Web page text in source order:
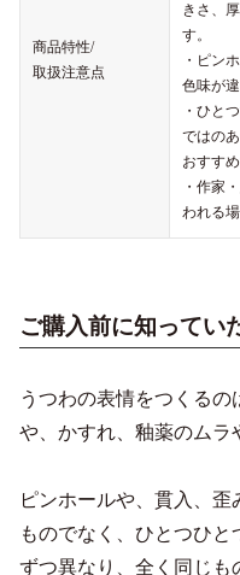
商品特性/
取扱注意点
きさ、
す。
・ピン
色味が
・ひと
ではの
おすすめ
・作家
われる
ご購入前に知ってい
うつわの表情をつくる
や、かすれ、釉薬のムラ
ピンホールや、貫入、
ものでなく、ひとつひ
ずつ異なり、全く同じも